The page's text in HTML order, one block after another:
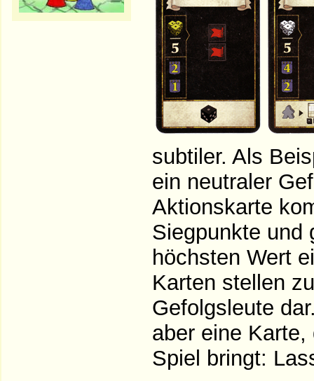
subtiler. Als
ein neutraler
Aktionskarte
Siegpunkte und
höchsten Wert
Karten stellen
Gefolgsleute
aber eine
Spiel bringt: